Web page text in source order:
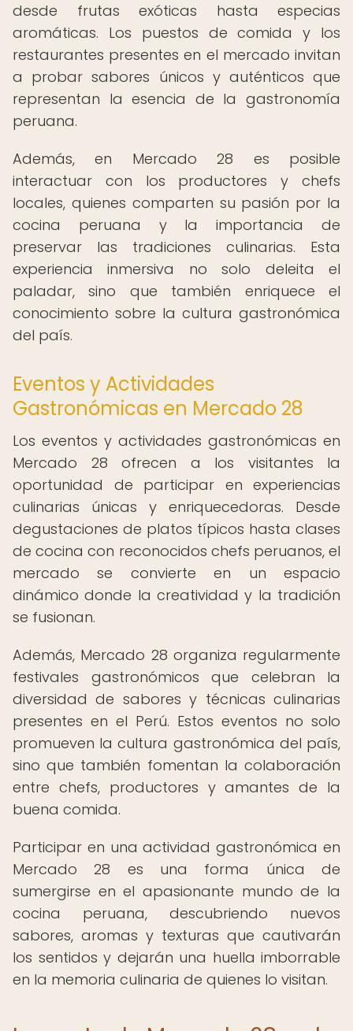
desde frutas exóticas hasta especias
aromáticas. Los puestos de comida y los
restaurantes presentes en el mercado invitan
a probar sabores únicos y auténticos que
representan la esencia de la gastronomía
peruana.
Además, en Mercado 28 es posible
interactuar con los productores y chefs
locales, quienes comparten su pasión por la
cocina peruana y la importancia de
preservar las tradiciones culinarias. Esta
experiencia inmersiva no solo deleita el
paladar, sino que también enriquece el
conocimiento sobre la cultura gastronómica
del país.
Eventos y Actividades
Gastronómicas en Mercado 28
Los eventos y actividades gastronómicas en
Mercado 28 ofrecen a los visitantes la
oportunidad de participar en experiencias
culinarias únicas y enriquecedoras. Desde
degustaciones de platos típicos hasta clases
de cocina con reconocidos chefs peruanos, el
mercado se convierte en un espacio
dinámico donde la creatividad y la tradición
se fusionan.
Además, Mercado 28 organiza regularmente
festivales gastronómicos que celebran la
diversidad de sabores y técnicas culinarias
presentes en el Perú. Estos eventos no solo
promueven la cultura gastronómica del país,
sino que también fomentan la colaboración
entre chefs, productores y amantes de la
buena comida.
Participar en una actividad gastronómica en
Mercado 28 es una forma única de
sumergirse en el apasionante mundo de la
cocina peruana, descubriendo nuevos
sabores, aromas y texturas que cautivarán
los sentidos y dejarán una huella imborrable
en la memoria culinaria de quienes lo visitan.